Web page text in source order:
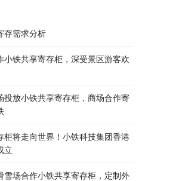
存需求分析
小铁共享寄存柜，深受景区游客欢
投放小铁共享寄存柜，商场合作寄
柜将走向世界！小铁科技集团香港
立
雪场合作小铁共享寄存柜，定制外